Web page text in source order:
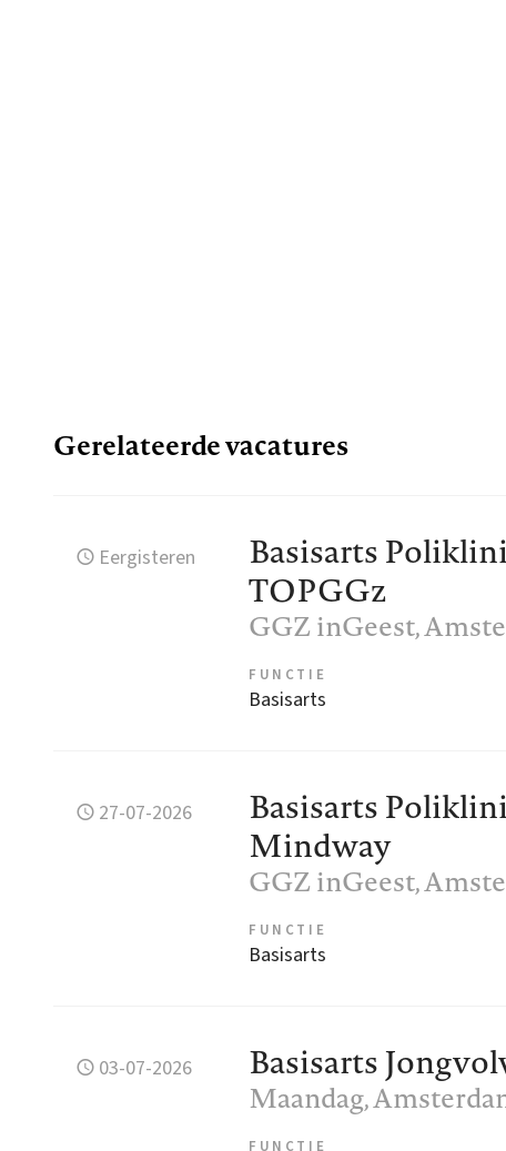
Gerelateerde vacatures
Eergisteren
Basisarts
TOPGGz
GGZ inGeest,
FUNCTIE
Basisarts
27-07-2026
Basisarts
Mindway
GGZ inGeest,
FUNCTIE
Basisarts
03-07-2026 Basisarts
Maandag,